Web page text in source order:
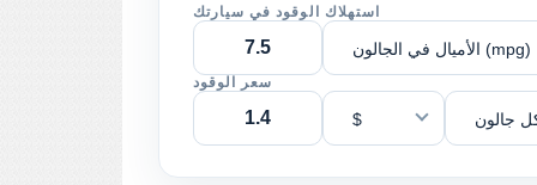
استهلاك الوقود في سيارتك
الأميال في الجالون (mpg)
سعر الوقود
$ جالون